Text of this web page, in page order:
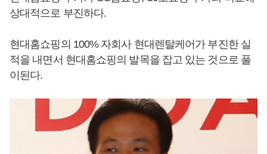
상대적으로 부진하다.
현대홈쇼핑의 100% 자회사 현대렌탈케어가 부진한 실
적을 내면서 현대홈쇼핑의 발목을 잡고 있는 것으로 풀
이된다.